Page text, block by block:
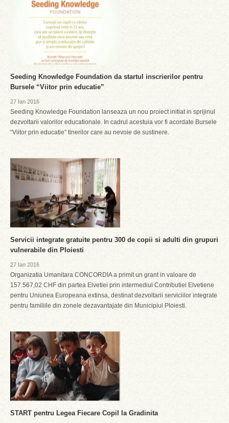
Seeding Knowledge Foundation da startul inscrierilor pentru
Bursele “Viitor prin educatie”
27 Ian 2016
Seeding Knowledge Foundation lanseaza un nou proiect initiat in sprijinul
dezvoltarii valorilor educationale. In cadrul acestuia vor fi acordate Bursele
“Viitor prin educatie” tinerilor care au nevoie de sustinere.
Servicii integrate gratuite pentru 300 de copii si adulti din grupuri
vulnerabile din Ploiesti
27 Ian 2016
Organizatia Umanitara CONCORDIA a primit un grant in valoare de
157.567,02 CHF din partea Elvetiei prin intermediul Contributiei Elvetiene
pentru Uniunea Europeana extinsa, destinat dezvoltarii serviciilor integrate
pentru familiile din zonele dezavantajate din Municipiul Ploiesti.
START pentru Legea Fiecare Copil la Gradinita